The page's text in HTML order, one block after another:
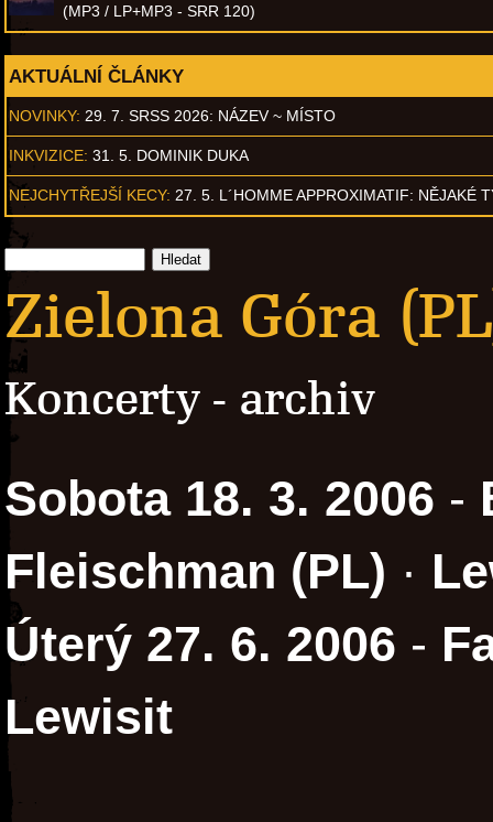
(MP3 / LP+MP3 - SRR 120)
AKTUÁLNÍ ČLÁNKY
NOVINKY: 29. 7. SRSS 2026: NÁZEV ~ MÍSTO
INKVIZICE: 31. 5. DOMINIK DUKA
NEJCHYTŘEJŠÍ KECY: 27. 5. L´HOMME APPROXIMATIF: NĚJAKÉ
Zielona Góra
Koncerty - archiv
Sobota 18. 3. 2006 -
Fleischman (PL) ·
Úterý 27. 6. 2006 -
Lewisit